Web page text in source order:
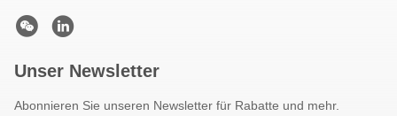
Unser Newsletter
Abonnieren Sie unseren Newsletter für Rabatte und mehr.